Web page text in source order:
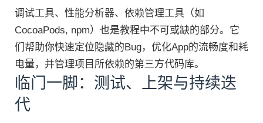
调试工具、性能分析器、依赖管理工具（如
CocoaPods, npm）也是教程中不可或缺的部分。它
们帮助你快速定位隐藏的Bug，优化App的流畅度和耗
电量，并管理项目所依赖的第三方代码库。
临门一脚：测试、上架与持续迭
代